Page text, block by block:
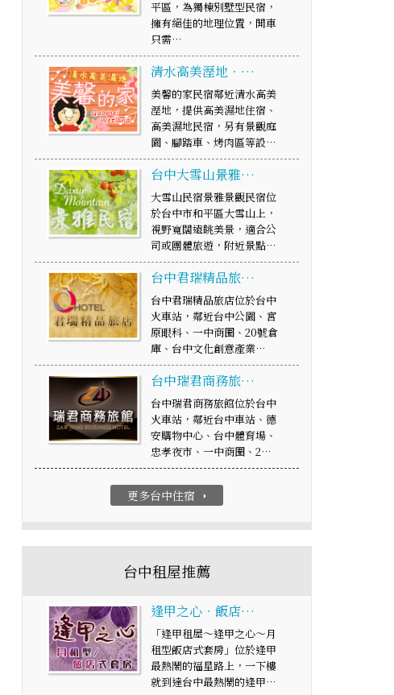
平區，為獨棟別墅型民宿，
擁有絕佳的地理位置，開車
只需…
清水高美溼地．…
美馨的家民宿鄰近清水高美
溼地，提供高美濕地住宿、
高美濕地民宿，另有景觀庭
園、腳踏車、烤肉區等設…
台中大雪山景雅…
大雪山民宿景雅景觀民宿位
於台中市和平區大雪山上，
視野寬闊遠眺美景，適合公
司或團體旅遊，附近景點…
台中君瑞精品旅…
台中君瑞精品旅店位於台中
火車站，鄰近台中公園、宮
原眼科、一中商圈、20號倉
庫、台中文化創意產業…
台中瑞君商務旅…
台中瑞君商務旅館位於台中
火車站，鄰近台中車站、德
安購物中心、台中體育場、
忠孝夜市、一中商圈、2…
更多台中住宿 arrow_right
台中租屋推薦
逢甲之心‧飯店…
「逢甲租屋～逢甲之心～月
租型飯店式套房」位於逢甲
最熱鬧的福星路上，一下樓
就到達台中最熱鬧的逢甲…